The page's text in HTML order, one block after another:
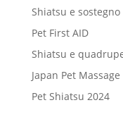
Shiatsu e sostegno
Pet First AID
Shiatsu e
Japan Pet
Pet Shiatsu 2024